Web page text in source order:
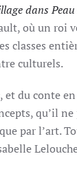
dans Peau
où un roi
classes
culturels.
, et du conte
qu’il ne
par l’art.